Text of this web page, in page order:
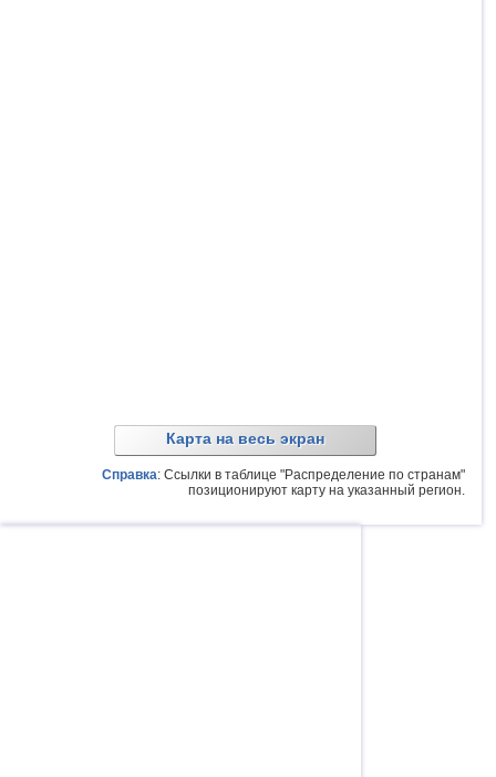
Карта на весь экран
Справка: Ссылки в таблице "Распределение по странам"
позиционируют карту на указанный регион.